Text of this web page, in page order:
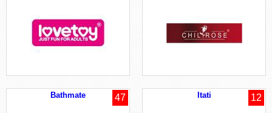
Bathmate 47 Itati 12